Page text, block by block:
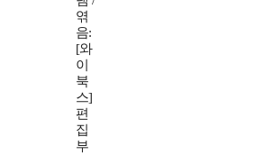
엮
음:
[와
이
북
스]
편
집
부